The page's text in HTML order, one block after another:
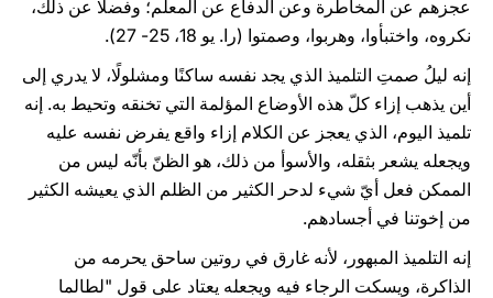
عجزهم عن المخاطرة وعن الدفاع عن المعلّم؛ وفضلًا عن ذلك،
نكروه، واختبأوا، وهربوا، وصمتوا (را. يو 18، 25- 27).
إنه ليلُ صمتِ التلميذ الذي يجد نفسه ساكنًا ومشلولًا، لا يدري إلى
أين يذهب إزاء كلّ هذه الأوضاع المؤلمة التي تخنقه وتحيط به. إنه
تلميذ اليوم، الذي يعجز عن الكلام إزاء واقع يفرض نفسه عليه
ويجعله يشعر بثقله، والأسوأ من ذلك، هو الظنّ بأنّه ليس من
الممكن فعل أيّ شيء لدحر الكثير من الظلم الذي يعيشه الكثير
من إخوتنا في أجسادهم.
إنه التلميذ المبهور، لأنه غارق في روتين ساحق يحرمه من
الذاكرة، ويسكت الرجاء فيه ويجعله يعتاد على قول "لطالما